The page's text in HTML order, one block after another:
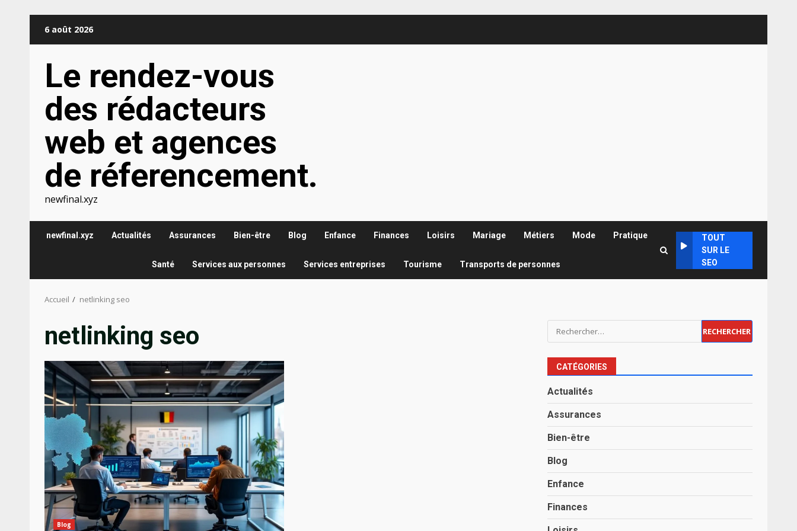
6 août 2026
Le rendez-vous
des rédacteurs
web et agences
de réferencement.
newfinal.xyz
newfinal.xyz Actualités Assurances Bien-être Blog Enfance Finances Loisirs Mariage Métiers Mode Pratique
Santé Services aux personnes Services entreprises Tourisme Transports de personnes
TOUT
SUR LE
SEO
Accueil netlinking seo
netlinking seo
Blog
Rechercher :
CATÉGORIES
Actualités
Assurances
Bien-être
Blog
Enfance
Finances